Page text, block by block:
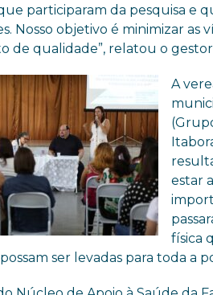
participaram da pesquisa e
Nosso objetivo é minimizar
de qualidade”, relatou o gestor
A
estar
física
ser levadas para toda a